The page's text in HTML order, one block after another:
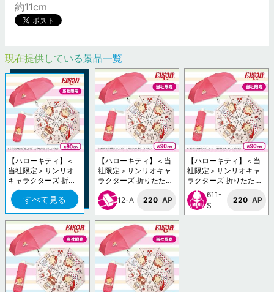
約11cm
現在提供している景品一覧
【ハローキティ】＜
当社限定＞サンリオ
キャラクターズ 折り
たたみ傘
すべて見る
【ハローキティ】＜当
社限定＞サンリオキャ
ラクターズ 折りたたみ
傘
12-A
220 AP
【ハローキティ】＜当
社限定＞サンリオキャ
ラクターズ 折りたたみ
傘
611-
S
220 AP